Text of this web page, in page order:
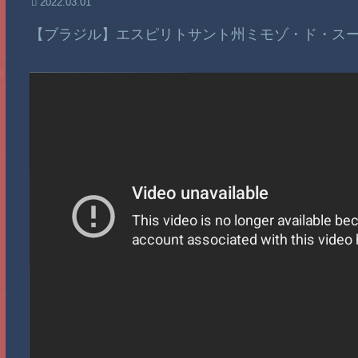
【ブラジル】エスピリトサント州ミモゾ・ド・ス